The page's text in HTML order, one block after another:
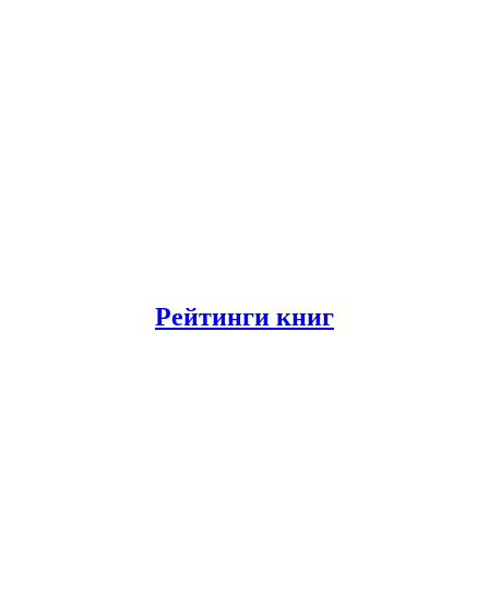
Рейтинги книг